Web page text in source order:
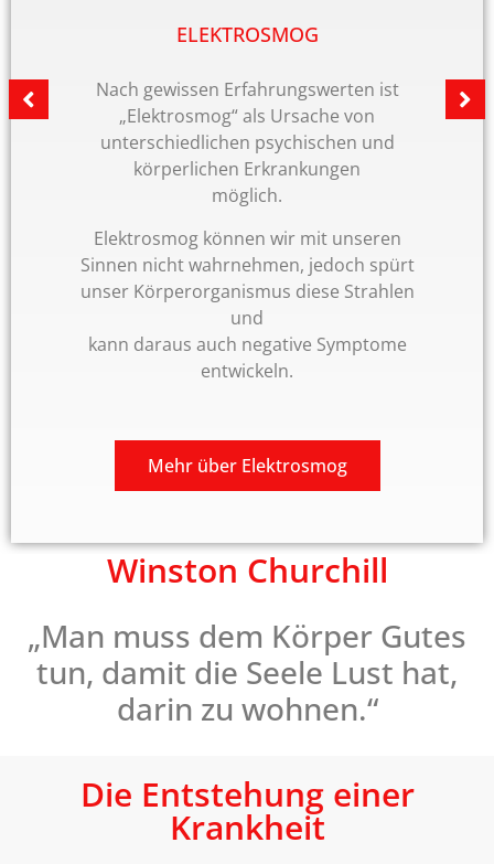
Erfahrungswerten ist
als Ursache von
psychischen und
Erkrankungen
können wir mit unseren
wahrnehmen, jedoch spürt
diese Strahlen
auch negative Symptome
über Elektrosmog
Gerne
dem
Winston Churchill
„Man muss dem Körper Gutes
tun, damit die Seele Lust hat,
darin zu wohnen.“
Die Entstehung einer
Krankheit